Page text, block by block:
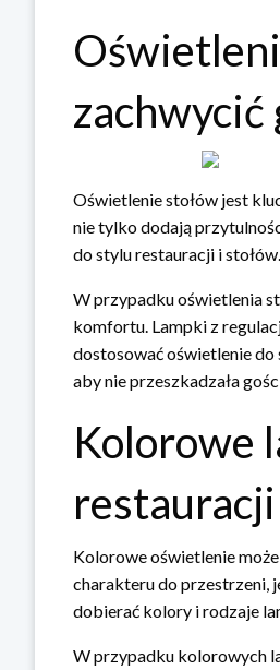
zachwycić
Oświetlenie stołów jest
nie tylko dodają
do stylu restauracji i stołów.
W przypadku oświetlenia
komfortu. Lampki z
dostosować oświetlenie
aby nie przeszkadzała
Kolorowe
Kolorowe oświetlenie
charakteru do przestrzeni,
dobierać kolory i rodzaje
W przypadku kolorowych